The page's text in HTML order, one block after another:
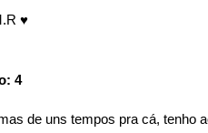
♥
4
de uns tempos pra cá, tenho